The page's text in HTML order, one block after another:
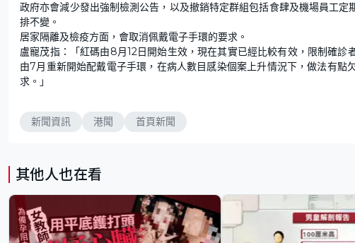
政府亦會減少發出強制檢測公告，以及撤銷特定群組包括食肆及機場員工
排不變。
居家隔離及檢疫方面，會取消佩戴電子手環的要求。
盧寵茂指：「紅碼由8月12日開始生效，現在其實已經比較有效，限制確
由7月重新開始配戴電子手環，在病人數目感染個案上升情況下，做法有
求。」
新聞資訊 港聞 首頁新聞
其他人也在看